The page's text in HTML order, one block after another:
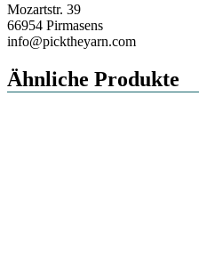
Mozartstr. 39
66954 Pirmasens
info@picktheyarn.com
Ähnliche Produkte